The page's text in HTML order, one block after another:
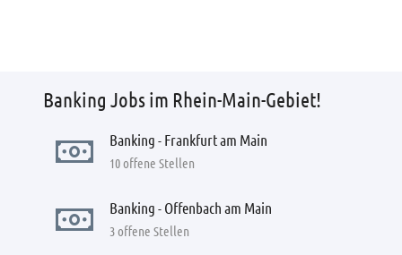
Banking Jobs im Rhein-Main-Gebiet!
Banking - Frankfurt am Main
10 offene Stellen
Banking - Offenbach am Main
3 offene Stellen